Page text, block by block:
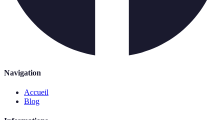
Navigation
Accueil
Blog